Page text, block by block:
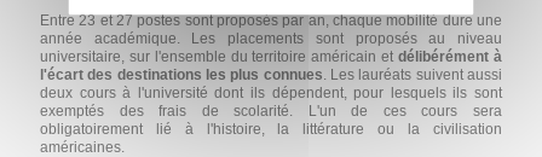
Entre 23 et 27 postes sont proposés par an, chaque mobilité dure une
année académique. Les placements sont proposés au niveau
universitaire, sur l'ensemble du territoire américain etdélibérément à
l'écart des destinations les plus connues . Les lauréats suivent aussi
deux cours à l'université dont ils dépendent, pour lesquels ils sont
exemptés des frais de scolarité. L'un de ces cours sera
obligatoirement lié à l'histoire, la littérature ou la civilisation
américaines.